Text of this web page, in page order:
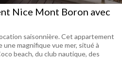
Nice Mont Boron avec
saisonnière. Cet appartement
magnifique vue mer, situé à
beach, du club nautique, des